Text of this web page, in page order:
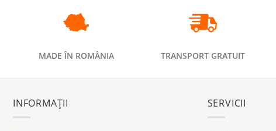
MADE ÎN ROMÂNIA TRANSPORT GRATUIT
INFORMAȚII SERVICII